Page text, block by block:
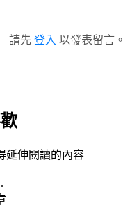
請先 登入 以發表留言。
延伸閱讀的內容